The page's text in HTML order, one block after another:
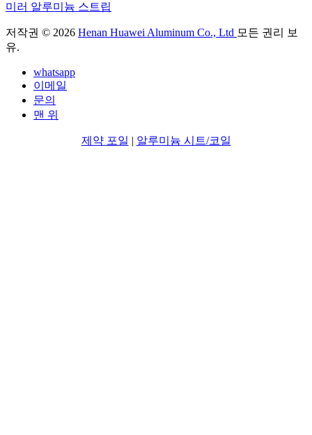
미러 알루미늄 스트립
저작권 © 2026 Henan Huawei Aluminum Co., Ltd 모든 권리 보
유.
whatsapp
이메일
문의
맨 위
제약 포일 | 알루미늄 시트/코일